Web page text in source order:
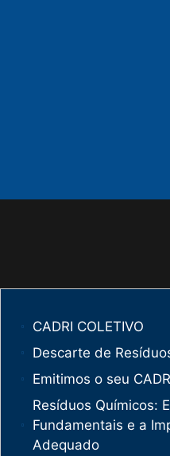
CADRI COLETIVO
Descarte de
Emitimos o seu
Resíduos Químicos:
Fundamentais e a
Adequado